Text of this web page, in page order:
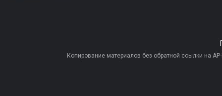
Копирование материалов без обратной ссылки на